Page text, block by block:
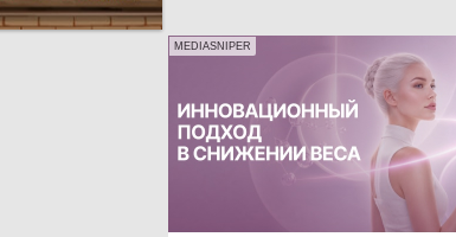
MEDIASNIPER